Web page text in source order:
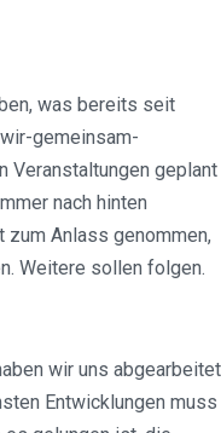
was bereits seit
gemeinsam-
Veranstaltungen geplant
nach hinten
Anlass genommen,
Weitere sollen folgen.
wir uns abgearbeitet
Entwicklungen muss